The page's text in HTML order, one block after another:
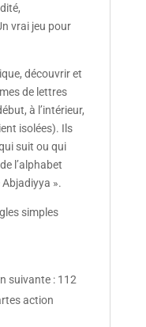
vrai jeu pour
découvrir et
de lettres
à l’intérieur,
isolées). Ils
suit ou qui
l’alphabet
».
simples
suivante : 112
action